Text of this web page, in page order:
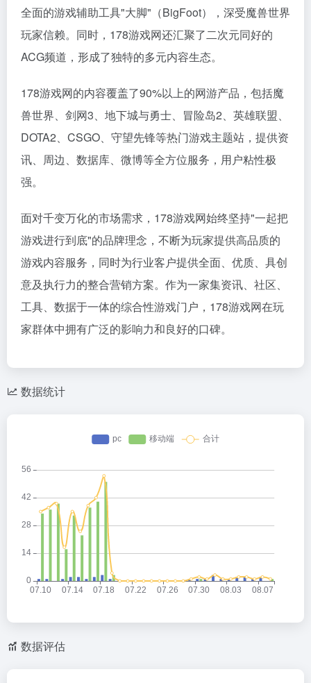
全面的游戏辅助工具"大脚"（BigFoot），深受魔兽世界
玩家信赖。同时，178游戏网还汇聚了二次元同好的
ACG频道，形成了独特的多元内容生态。
178游戏网的内容覆盖了90%以上的网游产品，包括魔
兽世界、剑网3、地下城与勇士、冒险岛2、英雄联盟、
DOTA2、CSGO、守望先锋等热门游戏主题站，提供资
讯、周边、数据库、微博等全方位服务，用户粘性极
强。
面对千变万化的市场需求，178游戏网始终坚持"一起把
游戏进行到底"的品牌理念，不断为玩家提供高品质的
游戏内容服务，同时为行业客户提供全面、优质、具创
意及执行力的整合营销方案。作为一家集资讯、社区、
工具、数据于一体的综合性游戏门户，178游戏网在玩
家群体中拥有广泛的影响力和良好的口碑。
数据统计
数据评估